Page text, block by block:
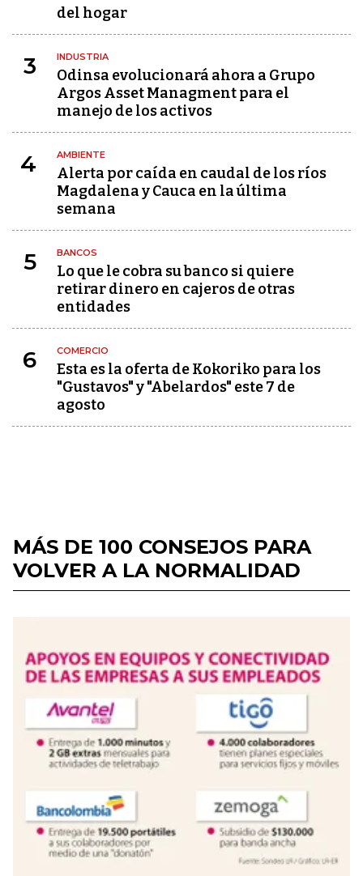
del hogar
3 INDUSTRIA
Odinsa evolucionará ahora a Grupo
Argos Asset Managment para el
manejo de los activos
4 AMBIENTE
Alerta por caída en caudal de los ríos
Magdalena y Cauca en la última
semana
5 BANCOS
Lo que le cobra su banco si quiere
retirar dinero en cajeros de otras
entidades
6 COMERCIO
Esta es la oferta de Kokoriko para los
"Gustavos" y "Abelardos" este 7 de
agosto
MÁS DE 100 CONSEJOS PARA
VOLVER A LA NORMALIDAD